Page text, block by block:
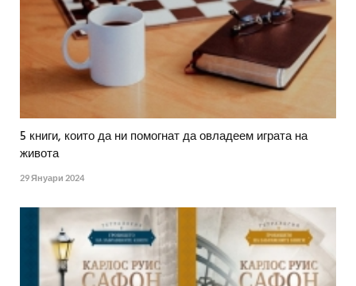
5 книги, които да ни помогнат да овладеем играта на
живота
29 Януари 2024